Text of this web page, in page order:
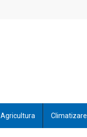
Agricultura Climatizare